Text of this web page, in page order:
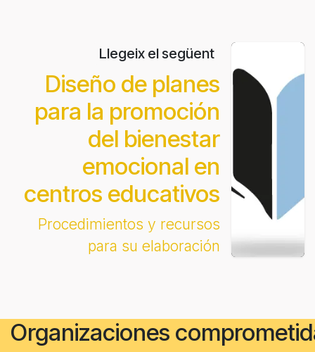
Llegeix el següent
Diseño de planes
para la promoción
del bienestar
emocional en
centros educativos
Procedimientos y recursos
para su elaboración
Organizaciones